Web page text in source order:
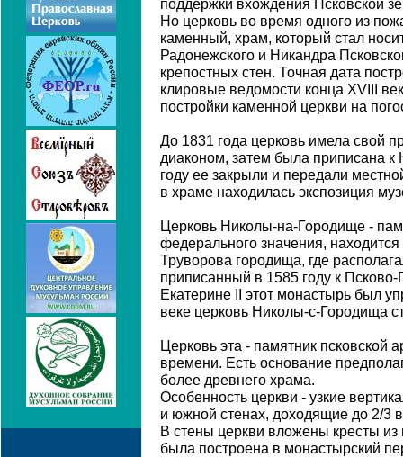
поддержки вхождения Псковской
Но церковь во время одного из
каменный, храм, который стал
Радонежского и Никандра
крепостных стен. Точная дата
клировые ведомости конца XVIII
постройки каменной церкви на
До 1831 года церковь имела свой
диаконом, затем была приписана к
году ее закрыли и передали
в храме находилась экспозиция
Церковь Николы-на-Городище -
федерального значения,
Труворова городища, где
приписанный в 1585 году к
Екатерине II этот монастырь был
веке церковь Николы-с-Городища
Церковь эта - памятник псковской
времени. Есть основание
более древнего храма.
Особенность церкви - узкие
и южной стенах, доходящие до 2/3
В стены церкви вложены кресты
была построена в монастырский